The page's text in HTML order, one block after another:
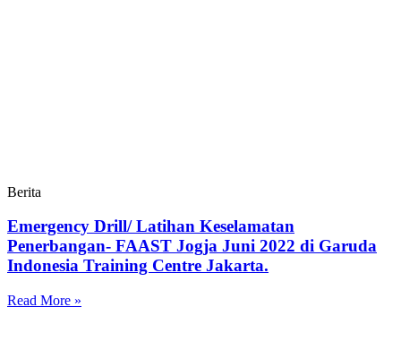
Berita
Emergency Drill/ Latihan Keselamatan
Penerbangan- FAAST Jogja Juni 2022 di Garuda
Indonesia Training Centre Jakarta.
Read More »